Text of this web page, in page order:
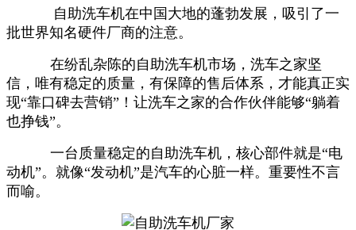
自助洗车机在中国大地的蓬勃发展，吸引了一
批世界知名硬件厂商的注意。
在纷乱杂陈的自助洗车机市场，洗车之家坚
信，唯有稳定的质量，有保障的售后体系，才能真正实
现“靠口碑去营销”！让洗车之家的合作伙伴能够“躺着
也挣钱”。
一台质量稳定的自助洗车机，核心部件就是“电
动机”。就像“发动机”是汽车的心脏一样。重要性不言
而喻。